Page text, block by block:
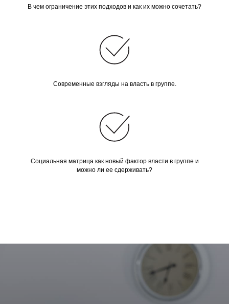
В чем ограничение этих подходов и как их можно сочетать?
Современные взгляды на власть в группе.
Социальная матрица как новый фактор власти в группе и
можно ли ее сдерживать?